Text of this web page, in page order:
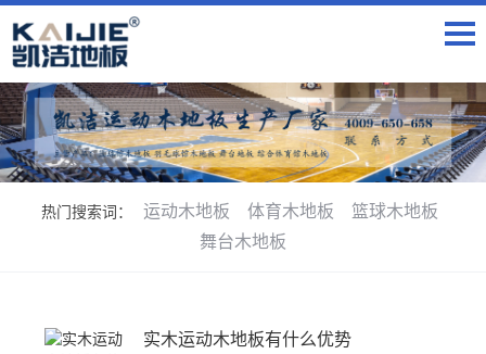
热门搜索词： 运动木地板 体育木地板
篮球木地板
舞台木地板
实木运动木地板有什么优势